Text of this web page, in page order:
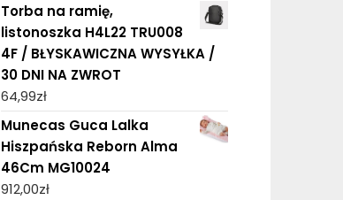
Torba na ramię,
listonoszka H4L22 TRU008
4F / BŁYSKAWICZNA WYSYŁKA /
30 DNI NA ZWROT
64,99zł
Munecas Guca Lalka
Hiszpańska Reborn Alma
46Cm MG10024
912,00zł